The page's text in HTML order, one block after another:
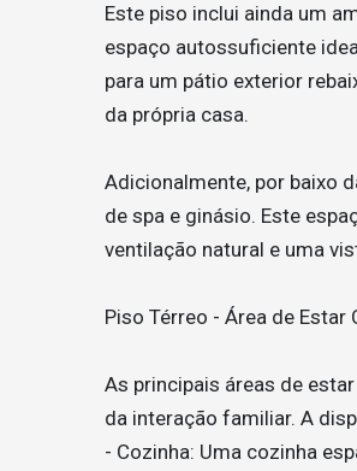
Este piso inclui ainda um
espaço autossuficiente
para um pátio exterior
da própria casa.
Adicionalmente, por baixo
de spa e ginásio. Este
ventilação natural e uma
Piso Térreo - Área de Estar
As principais áreas de
da interação familiar. A
- Cozinha: Uma cozinha